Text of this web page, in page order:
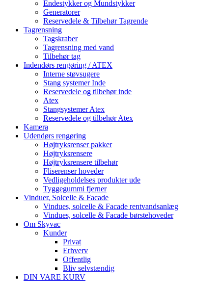
Endestykker og Mundstykker
Generatorer
Reservedele & Tilbehør Tagrende
Tagrensning
Tagskraber
Tagrensning med vand
Tilbehør tag
Indendørs rengøring / ATEX
Interne støvsugere
Stang systemer Inde
Reservedele og tilbehør inde
Atex
Stangsystemer Atex
Reservedele og tilbehør Atex
Kamera
Udendørs rengøring
Højtryksrenser pakker
Højtryksrensere
Højtryksrensere tilbehør
Fliserenser hoveder
Vedligeholdelses produkter ude
Tyggegummi fjerner
Vinduer, Solcelle & Facade
Vindues, solcelle & Facade rentvandsanlæg
Vindues, solcelle & Facade børstehoveder
Om Skyvac
Kunder
Privat
Erhverv
Offentlig
Bliv selvstændig
DIN VARE KURV